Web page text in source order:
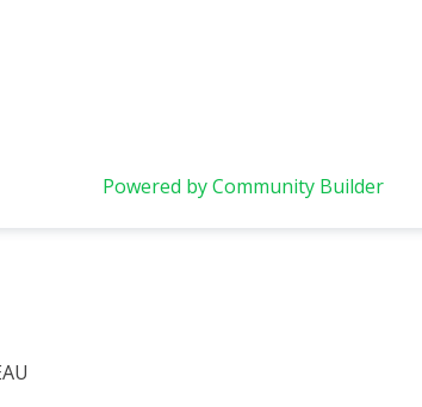
Powered by Community Builder